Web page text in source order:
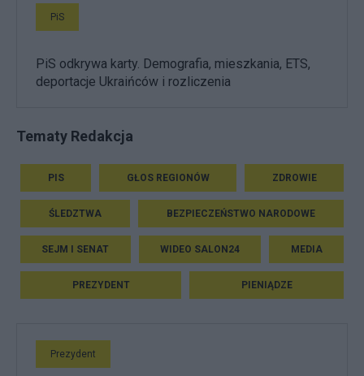
PiS
PiS odkrywa karty. Demografia, mieszkania, ETS,
deportacje Ukraińców i rozliczenia
Tematy Redakcja
PIS GŁOS REGIONÓW ZDROWIE
ŚLEDZTWA BEZPIECZEŃSTWO NARODOWE
SEJM I SENAT WIDEO SALON24 MEDIA
PREZYDENT PIENIĄDZE
Prezydent